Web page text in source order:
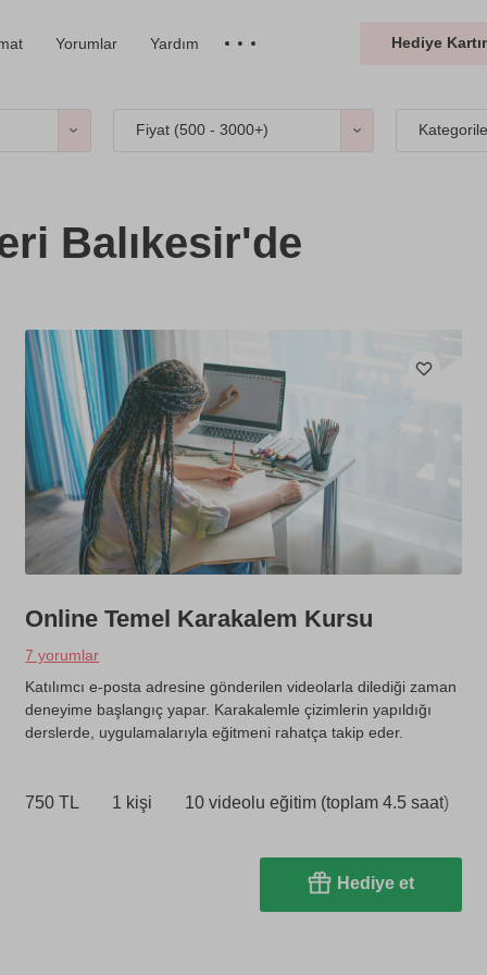
Yorumlar Yardım Hediye
Fiyat (500 - 3000+)
Balıkesir'de
Online Temel Karakalem Kursu
7 yorumlar
Katılımcı e-posta adresine gönderilen videolarla dilediği zaman
deneyime başlangıç yapar. Karakalemle çizimlerin yapıldığı
derslerde, uygulamalarıyla eğitmeni rahatça takip eder.
750 TL 1 kişi 10 videolu eğitim (toplam 4.5 saat)
Hediye et